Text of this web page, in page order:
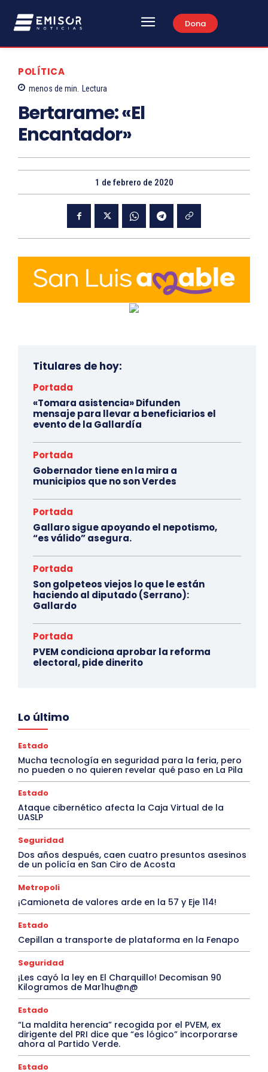
Dona
POLÍTICA
menos de min. Lectura
Bertarame: «El
Encantador»
1 de febrero de 2020
Titulares de hoy:
Portada
«Tomara asistencia» Difunden
mensaje para llevar a beneficiarios el
evento de la Gallardía
Portada
Gobernador tiene en la mira a
municipios que no son Verdes
Portada
Gallaro sigue apoyando el nepotismo,
“es válido” asegura.
Portada
Son golpeteos viejos lo que le están
haciendo al diputado (Serrano):
Gallardo
Portada
PVEM condiciona aprobar la reforma
electoral, pide dinerito
Lo último
Estado
Mucha tecnología en seguridad para la feria, pero
no pueden o no quieren revelar qué paso en La Pila
Estado
Ataque cibernético afecta la Caja Virtual de la
UASLP
Seguridad
Dos años después, caen cuatro presuntos asesinos
de un policía en San Ciro de Acosta
Metropoli
¡Camioneta de valores arde en la 57 y Eje 114!
Estado
Cepillan a transporte de plataforma en la Fenapo
Seguridad
¡Les cayó la ley en El Charquillo! Decomisan 90
Kilogramos de Mar1hu@n@
Estado
“La maldita herencia” recogida por el PVEM, ex
dirigente del PRI dice que “es lógico” incorporarse
ahora al Partido Verde.
Estado